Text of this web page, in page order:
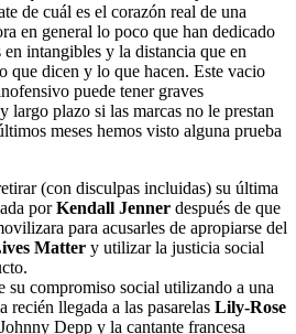
de cuál es el corazón real de una
en general lo poco que han dedicado
en intangibles y la distancia que en
que dicen y lo que hacen. Este vacio
puede tener graves
largo plazo si las marcas no le prestan
meses hemos visto alguna prueba
(con disculpas incluidas) su última
porKendall Jenner después de que
para acusarles de apropiarse del
Matter y utilizar la justicia social
su compromiso social utilizando a una
recién llegada a las pasarelas Lily-Rose
Depp y la cantante francesa